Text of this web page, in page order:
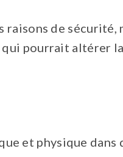
raisons de sécurité,
qui pourrait altérer
et physique dans